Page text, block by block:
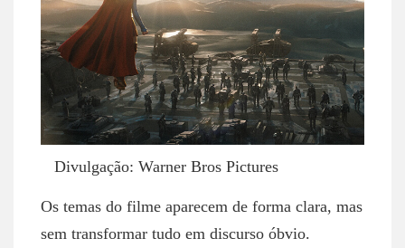
Divulgação: Warner Bros Pictures
Os temas do filme aparecem de forma clara, mas
sem transformar tudo em discurso óbvio.